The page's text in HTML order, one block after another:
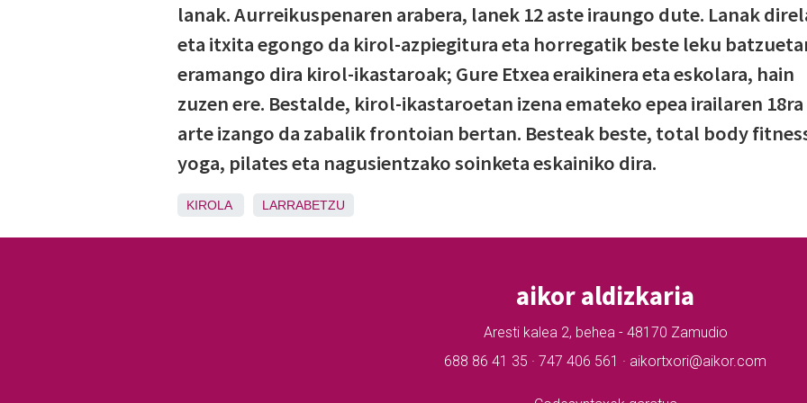
lanak. Aurreikuspenaren arabera, lanek 12 aste iraungo dute. Lanak
eta itxita egongo da kirol-azpiegitura eta horregatik beste leku
eramango dira kirol-ikastaroak; Gure Etxea eraikinera eta eskolara, hain
zuzen ere. Bestalde, kirol-ikastaroetan izena emateko epea irailaren 18ra
arte izango da zabalik frontoian bertan. Besteak beste, total body
yoga, pilates eta nagusientzako soinketa eskainiko dira.
KIROLA LARRABETZU
aikor aldizkaria
Aresti kalea 2, behea - 48170 Zamudio
688 86 41 35 · 747 406 561 · aikortxori@aikor.com